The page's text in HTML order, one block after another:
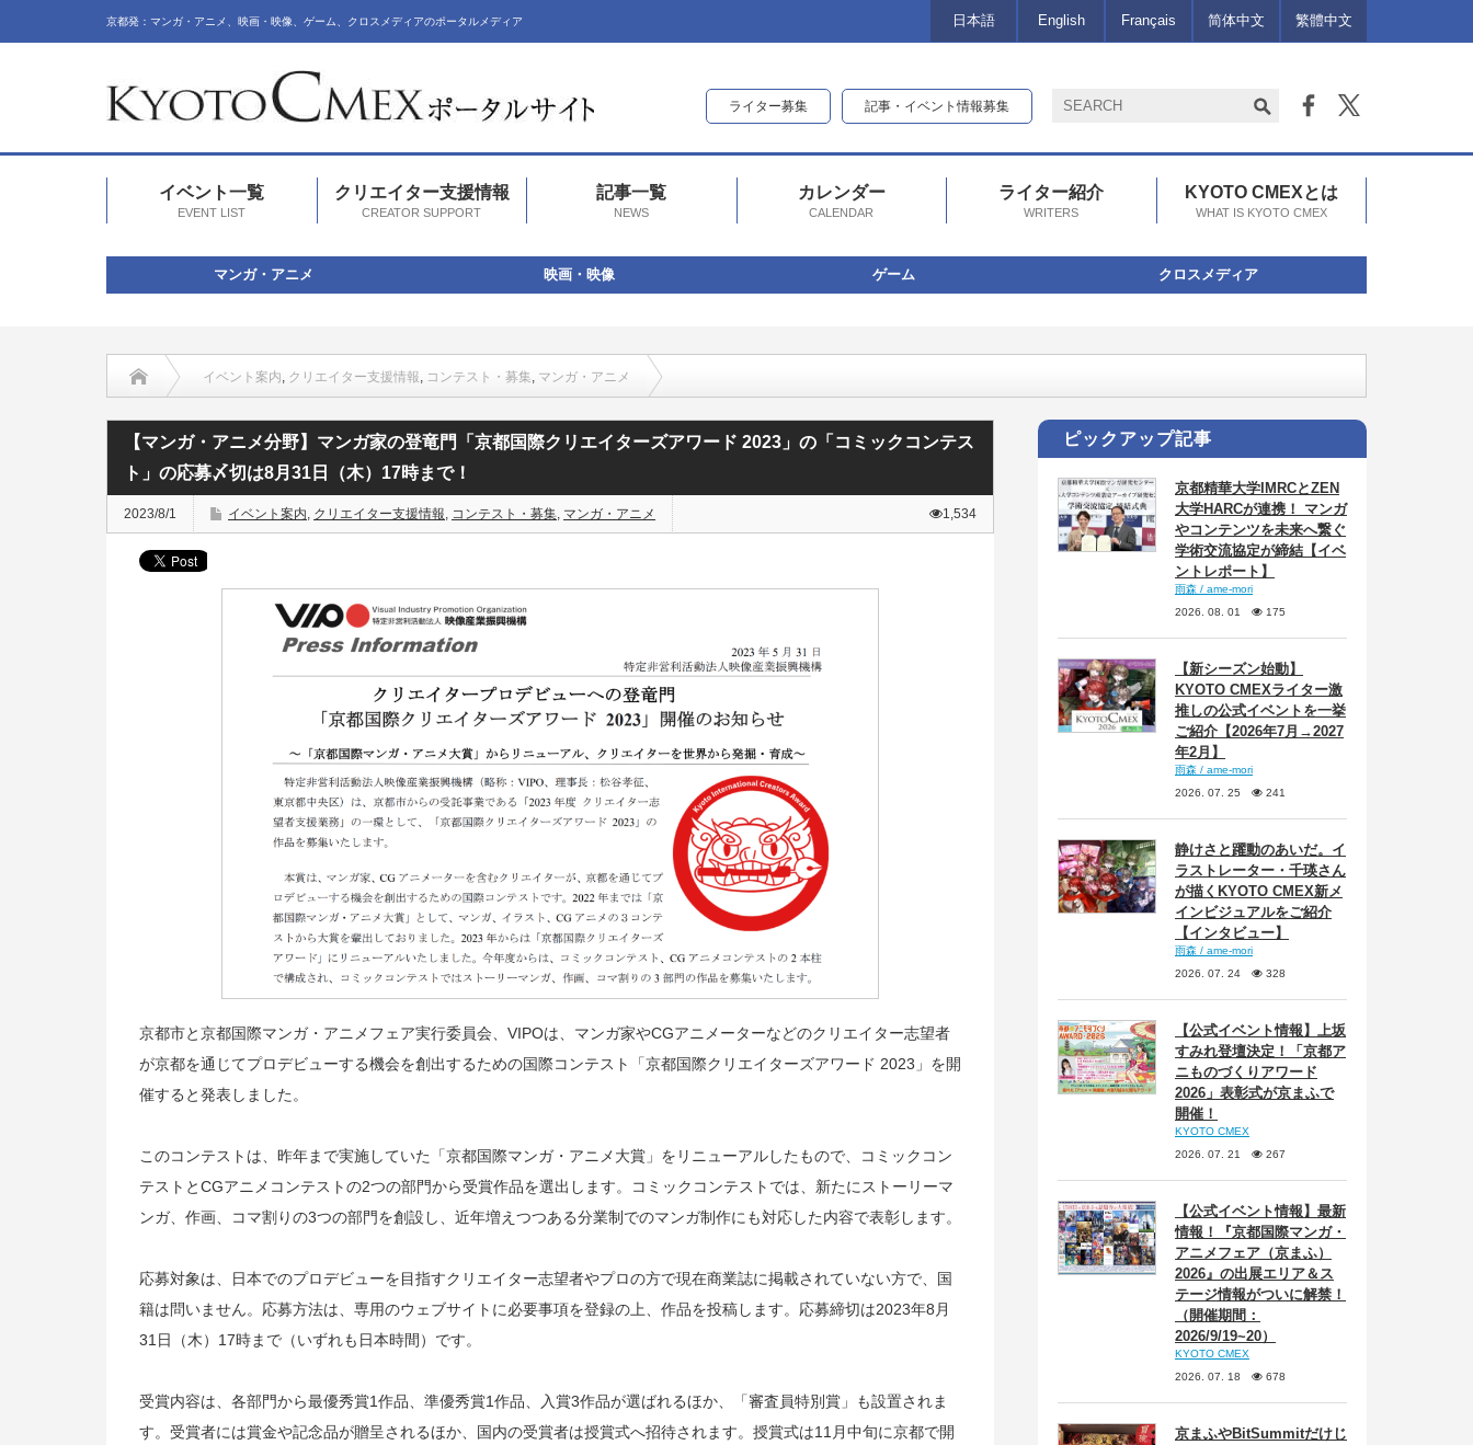
京都発：マンガ・アニメ、映画・映像、ゲーム、クロスメディアのポータルメディア 日本語 English Français 简体中文 繁體中文
ライター募集 記事・イベント情報募集
イベント一覧
EVENT LIST
クリエイター支援情報
CREATOR SUPPORT
記事一覧
NEWS
カレンダー
CALENDAR
ライター紹介
WRITERS
KYOTO CMEXとは
WHAT IS KYOTO CMEX
マンガ・アニメ 映画・映像 ゲーム クロスメディア
イベント案内, クリエイター支援情報, コンテスト・募集, マンガ・アニメ
【マンガ・アニメ分野】マンガ家の登竜門「京都国際クリエイターズアワード 2023」の「コミックコンテスト」の応募〆切は8月31日（木）17時まで！
【マンガ・アニメ分野】マンガ家の登竜門「京都国際クリエイターズアワード 2023」の「コミックコンテス
ト」の応募〆切は8月31日（木）17時まで！
2023/8/1 イベント案内, クリエイター支援情報, コンテスト・募集, マンガ・アニメ 1,534
京都市と京都国際マンガ・アニメフェア実行委員会、VIPOは、マンガ家やCGアニメーターなどのクリエイター志望者
が京都を通じてプロデビューする機会を創出するための国際コンテスト「京都国際クリエイターズアワード 2023」を開
催すると発表しました。
このコンテストは、昨年まで実施していた「京都国際マンガ・アニメ大賞」をリニューアルしたもので、コミックコン
テストとCGアニメコンテストの2つの部門から受賞作品を選出します。コミックコンテストでは、新たにストーリーマ
ンガ、作画、コマ割りの3つの部門を創設し、近年増えつつある分業制でのマンガ制作にも対応した内容で表彰します。
応募対象は、日本でのプロデビューを目指すクリエイター志望者やプロの方で現在商業誌に掲載されていない方で、国
籍は問いません。応募方法は、専用のウェブサイトに必要事項を登録の上、作品を投稿します。応募締切は2023年8月
31日（木）17時まで（いずれも日本時間）です。
受賞内容は、各部門から最優秀賞1作品、準優秀賞1作品、入賞3作品が選ばれるほか、「審査員特別賞」も設置されま
す。受賞者には賞金や記念品が贈呈されるほか、国内の受賞者は授賞式へ招待されます。授賞式は11月中旬に京都で開
ピックアップ記事
京都精華大学IMRCとZEN
大学HARCが連携！ マンガ
やコンテンツを未来へ繋ぐ
学術交流協定が締結【イベ
ントレポート】
雨森 / ame-mori
2026. 08. 01
175
【新シーズン始動】
KYOTO CMEXライター激
推しの公式イベントを一挙
ご紹介【2026年7月→2027
年2月】
雨森 / ame-mori
2026. 07. 25
241
静けさと躍動のあいだ。イ
ラストレーター・千瑛さん
が描くKYOTO CMEX新メ
インビジュアルをご紹介
【インタビュー】
雨森 / ame-mori
2026. 07. 24
328
【公式イベント情報】上坂
すみれ登壇決定！「京都ア
ニものづくりアワード
2026」表彰式が京まふで
開催！
KYOTO CMEX
2026. 07. 21
267
【公式イベント情報】最新
情報！『京都国際マンガ・
アニメフェア（京まふ）
2026』の出展エリア＆ス
テージ情報がついに解禁！
（開催期間：
2026/9/19~20）
KYOTO CMEX
2026. 07. 18
678
京まふやBitSummitだけじ